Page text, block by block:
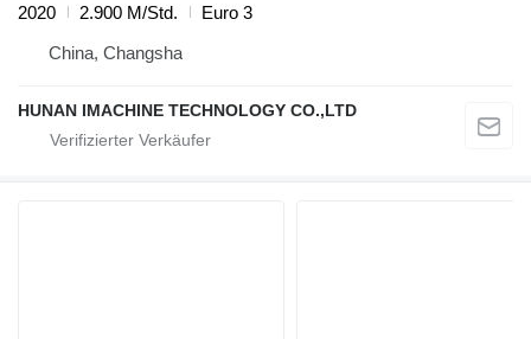
2020
2.900 M/Std.
Euro 3
China, Changsha
HUNAN IMACHINE TECHNOLOGY CO.,LTD